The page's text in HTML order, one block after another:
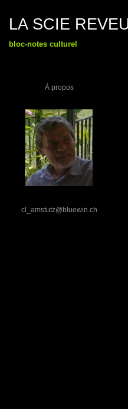
LA SCIE
bloc-notes culturel
À propos
cl_amstutz@bluewin.ch